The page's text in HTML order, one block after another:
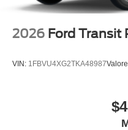
2026 Ford Transit
VIN: 1FBVU4XG2TKA48987